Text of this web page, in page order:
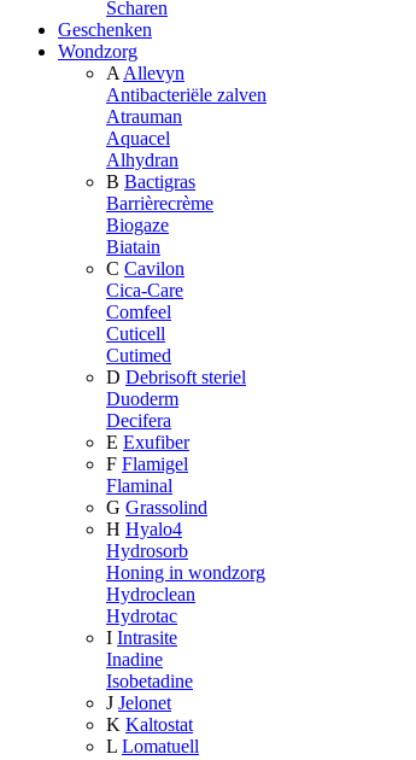
Scharen
Geschenken
Wondzorg
A Allevyn
Antibacteriële zalven
Atrauman
Aquacel
Alhydran
B Bactigras
Barrièrecrème
Biogaze
Biatain
C Cavilon
Cica-Care
Comfeel
Cuticell
Cutimed
D Debrisoft steriel
Duoderm
Decifera
E Exufiber
F Flamigel
Flaminal
G Grassolind
H Hyalo4
Hydrosorb
Honing in wondzorg
Hydroclean
Hydrotac
I Intrasite
Inadine
Isobetadine
J Jelonet
K Kaltostat
L Lomatuell